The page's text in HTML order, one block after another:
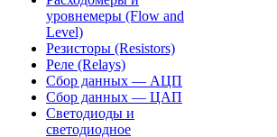
уровнемеры (Flow and
Level)
Резисторы (Resistors)
Реле (Relays)
Сбор данных — АЦП
Сбор данных — ЦАП
Светодиоды и
светодиодное